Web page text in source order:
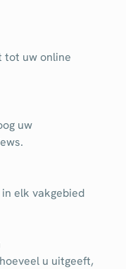
tot uw online
uw
elk vakgebied
u uitgeeft,